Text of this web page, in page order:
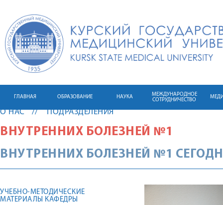
ГЛАВНАЯ ОБРАЗОВАНИЕ НАУКА
МЕЖДУНАРОДНОЕ
СОТРУДНИЧЕСТВО
О НАС ПОДРАЗДЕЛЕНИЯ
ВНУТРЕННИХ БОЛЕЗНЕЙ №1
ВНУТРЕННИХ БОЛЕЗНЕЙ №1
УЧЕБНО-МЕТОДИЧЕСКИЕ
МАТЕРИАЛЫ КАФЕДРЫ